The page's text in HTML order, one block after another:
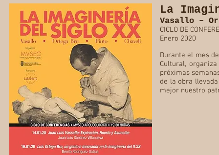
La
Vasallo –
CICLO DE
Enero 2020
Durante el mes
Cultural,
próximas
de la obra
mejor nuestro